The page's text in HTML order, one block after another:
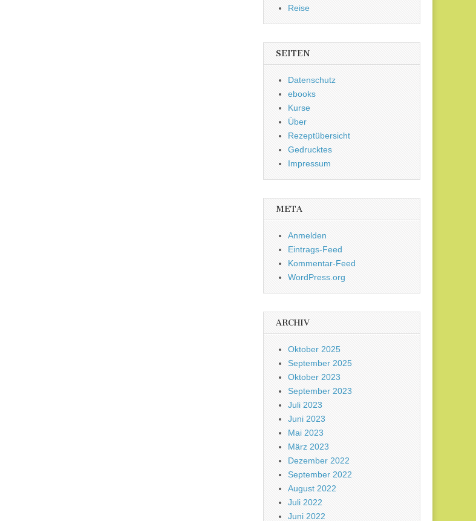
Reise
SEITEN
Datenschutz
ebooks
Kurse
Über
Rezeptübersicht
Gedrucktes
Impressum
META
Anmelden
Eintrags-Feed
Kommentar-Feed
WordPress.org
ARCHIV
Oktober 2025
September 2025
Oktober 2023
September 2023
Juli 2023
Juni 2023
Mai 2023
März 2023
Dezember 2022
September 2022
August 2022
Juli 2022
Juni 2022